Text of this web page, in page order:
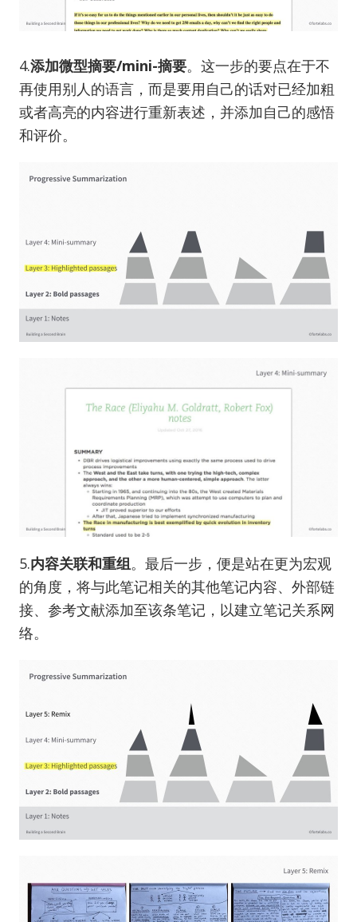
4.添加微型摘要/mini-摘要。这一步的要点在于不
再使用别人的语言，而是要用自己的话对已经加粗
或者高亮的内容进行重新表述，并添加自己的感悟
和评价。
5.内容关联和重组。最后一步，便是站在更为宏观
的角度，将与此笔记相关的其他笔记内容、外部链
接、参考文献添加至该条笔记，以建立笔记关系网
络。